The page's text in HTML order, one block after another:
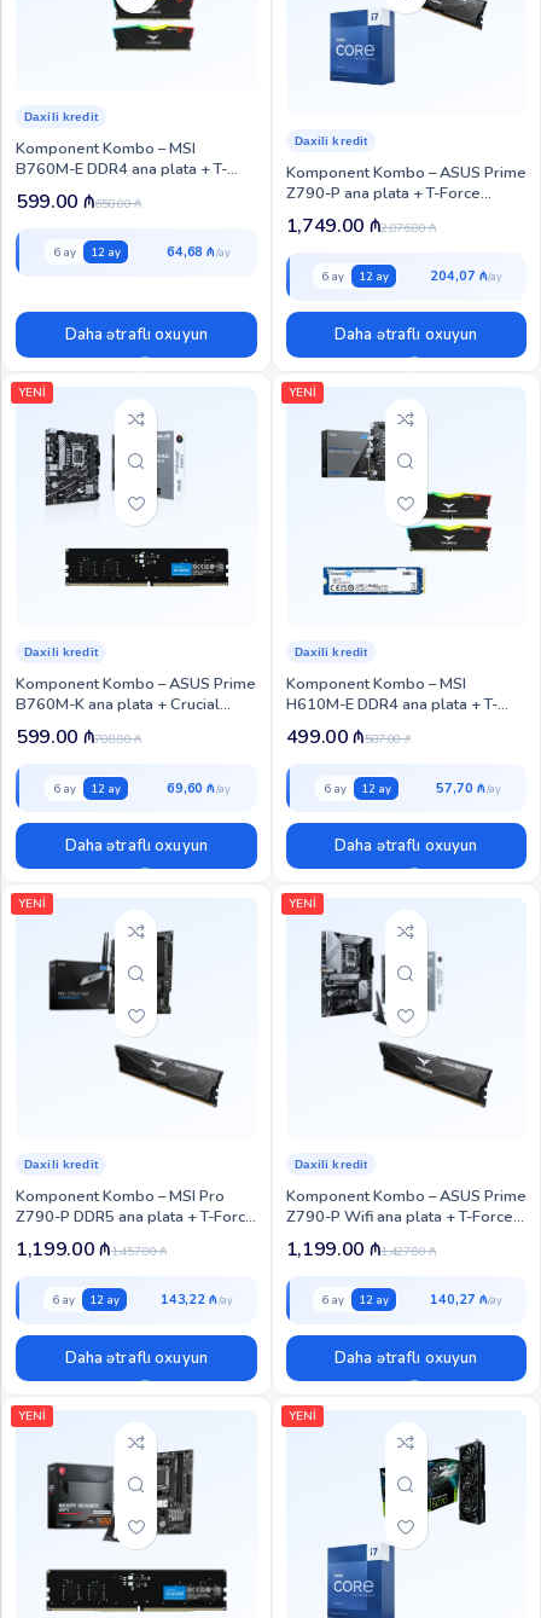
Komponent Kombo – MSI
B760M-E DDR4 ana plata + T-
Force Delta 32GB (2x16GB)
DDR4-3600 MHz RAM (KOM-MR-
134)
Daxili kredit
658.00₼
599.00 ₼
6 ay 12 ay 64,68 ₼
Daha ətraflı oxuyun
Komponent Kombo – ASUS Prime
Z790-P ana plata + T-Force
Vulcan 32GB (2×16GB) DDR5
5600MHz RAM + Intel Core i7-
13700KF CPU (KOM-MRC-133)
Daxili kredit
2,076.00₼
1,749.00 ₼
6 ay 12 ay 204,07 ₼
Daha ətraflı oxuyun
YENİ
Komponent Kombo – ASUS Prime
B760M-K ana plata + Crucial
16GB DDR5 5600MHz RAM
(KOM-MR-135)
Daxili kredit
708.00₼
599.00 ₼
6 ay 12 ay 69,60 ₼
Daha ətraflı oxuyun
YENİ
Komponent Kombo – MSI
H610M-E DDR4 ana plata + T-
Force Delta 16GB (2×8GB) DDR4
3600MHz RAM + Kingston NV3
500 GB SSD (KOM-MRS-136)
Daxili kredit
587.00₼
499.00₼
6 ay 12 ay 57,70 ₼
Daha ətraflı oxuyun
YENİ
Komponent Kombo – MSI Pro
Z790-P DDR5 ana plata + T-Force
Vulcan 32GB (2×16GB) DDR5
5600MHz RAM (KOM-MR-132)
Daxili kredit
1,457.00₼
1,199.00₼
6 ay 12 ay 143,22 ₼
Daha ətraflı oxuyun
YENİ
Komponent Kombo – ASUS Prime
Z790-P Wifi ana plata + T-Force
Vulcan 32GB (2×16GB) DDR5
5600MHz RAM (KOM-MR-131)
Daxili kredit
1,427.00₼
1,199.00 ₼
6 ay 12 ay 140,27 ₼
Daha ətraflı oxuyun
YENİ YENİ